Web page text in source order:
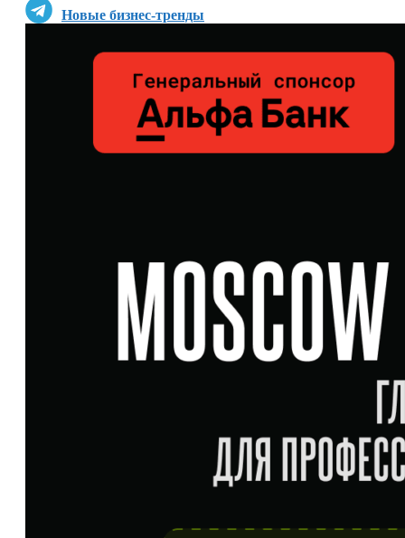
Новые бизнес-тренды